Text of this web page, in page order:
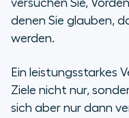
versuchen Sie,
denen Sie glauben,
werden.
Ein leistungsstarkes
Ziele nicht nur,
sich aber nur dann